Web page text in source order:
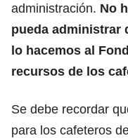
administración. No
pueda administrar
lo hacemos al
recursos de los
Se debe recordar
para los cafeteros